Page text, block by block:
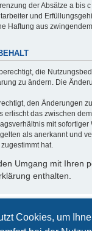
Cookies, um
der Absätze a bis
und
Haftung aus
die
zu ändern. Die
den Änderungen
erlischt das zwischen
mit sofortiger
als anerkannt und
hat.
Umgang mit Ihren
enthalten.